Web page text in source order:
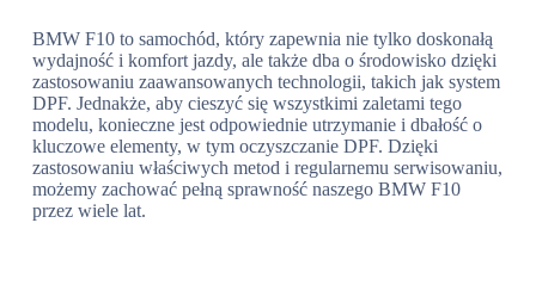
BMW F10 to samochód, który zapewnia nie tylko doskonałą
wydajność i komfort jazdy, ale także dba o środowisko dzięki
zastosowaniu zaawansowanych technologii, takich jak system
DPF. Jednakże, aby cieszyć się wszystkimi zaletami tego
modelu, konieczne jest odpowiednie utrzymanie i dbałość o
kluczowe elementy, w tym oczyszczanie DPF. Dzięki
zastosowaniu właściwych metod i regularnemu serwisowaniu,
możemy zachować pełną sprawność naszego BMW F10
przez wiele lat.